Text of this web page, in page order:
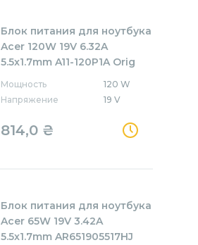
Блок питания для ноутбука
Acer 120W 19V 6.32A
5.5x1.7mm A11-120P1A Orig
Мощность
120 W
Напряжение
19 V
814,0 ₴
Блок питания для ноутбука
Acer 65W 19V 3.42A
5.5x1.7mm AR651905517HJ